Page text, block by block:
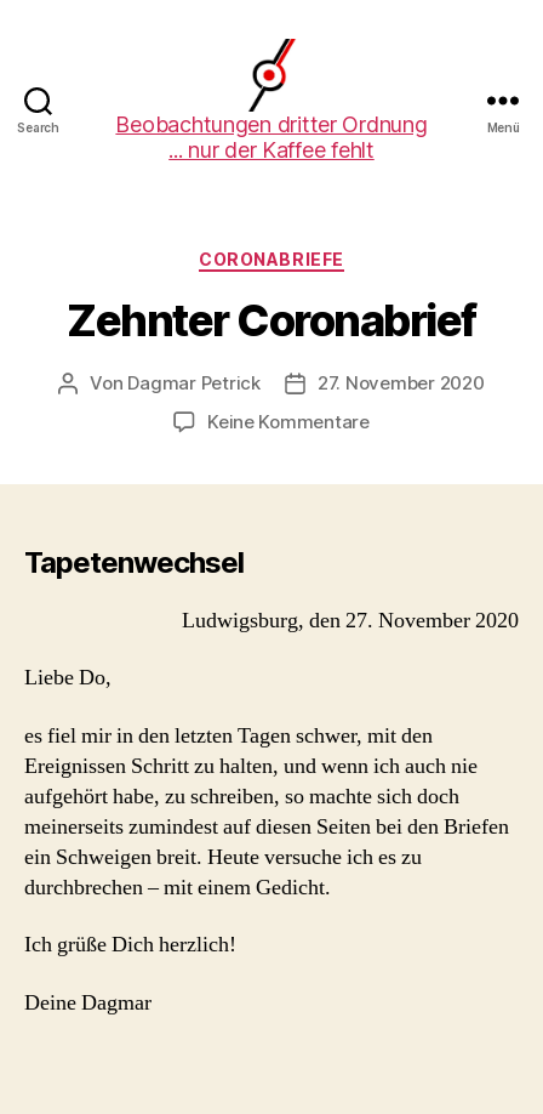
Search
Beobachtungen
dritter
Beobachtungen dritter Ordnung
... nur der Kaffee fehlt
Menü
Kategorien
CORONABRIEFE
Zehnter Coronabrief
Beitragsautor
Von Dagmar Petrick Beitragsdatum
27. November 2020
Keine Kommentarezu
Tapetenwechsel
Ludwigsburg, den 27. November 2020
Liebe Do,
es fiel mir in den letzten Tagen schwer, mit den
Ereignissen Schritt zu halten, und wenn ich auch nie
aufgehört habe, zu schreiben, so machte sich doch
meinerseits zumindest auf diesen Seiten bei den Briefen
ein Schweigen breit. Heute versuche ich es zu
durchbrechen – mit einem Gedicht.
Ich grüße Dich herzlich!
Deine Dagmar